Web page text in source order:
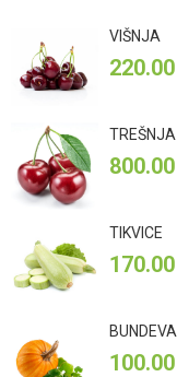
VIŠNJA
220.00
TREŠNJA
800.00
TIKVICE
170.00
BUNDEVA
100.00